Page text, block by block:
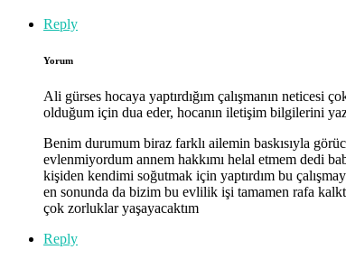
Reply
Yorum
Ali gürses hocaya yaptırdığım çalışmanın neticesi
olduğum için dua eder, hocanın iletişim bilgilerini
Benim durumum biraz farklı ailemin baskısıyla
evlenmiyordum annem hakkımı helal etmem dedi
kişiden kendimi soğutmak için yaptırdım bu
en sonunda da bizim bu evlilik işi tamamen rafa
çok zorluklar yaşayacaktım
Reply